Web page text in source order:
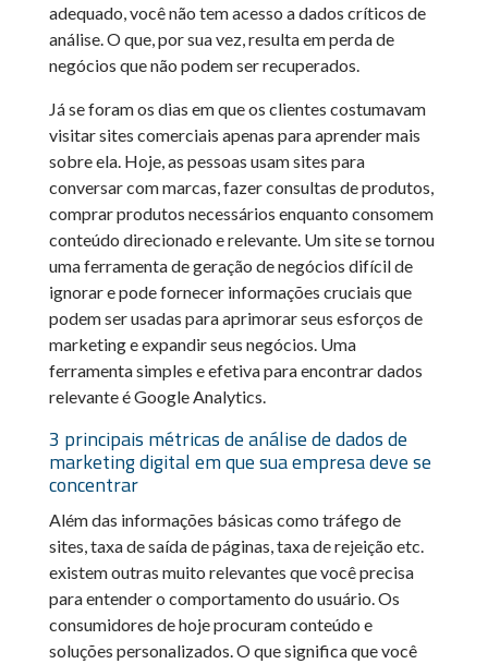
adequado, você não tem acesso a dados críticos de
análise. O que, por sua vez, resulta em perda de
negócios que não podem ser recuperados.
Já se foram os dias em que os clientes costumavam
visitar sites comerciais apenas para aprender mais
sobre ela. Hoje, as pessoas usam sites para
conversar com marcas, fazer consultas de produtos,
comprar produtos necessários enquanto consomem
conteúdo direcionado e relevante. Um site se tornou
uma ferramenta de geração de negócios difícil de
ignorar e pode fornecer informações cruciais que
podem ser usadas ​​para aprimorar seus esforços de
marketing e expandir seus negócios. Uma
ferramenta simples e efetiva para encontrar dados
relevante éGoogle Analytics.
3 principais métricas de análise de dados de
marketing digital em que sua empresa deve se
concentrar
Além das informações básicas como tráfego de
sites, taxa de saída de páginas, taxa de rejeição etc.
existem outras muito relevantes que você precisa
para entender o comportamento do usuário. Os
consumidores de hoje procuram conteúdo e
soluções personalizados. O que significa que você